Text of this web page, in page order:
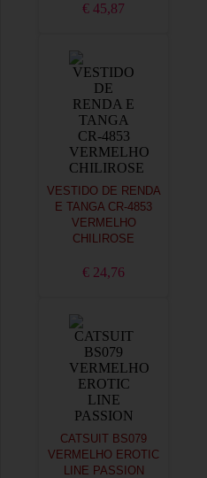
€ 45,87
VESTIDO DE RENDA
E TANGA CR-4853
VERMELHO
CHILIROSE
€ 24,76
CATSUIT BS079
VERMELHO EROTIC
LINE PASSION